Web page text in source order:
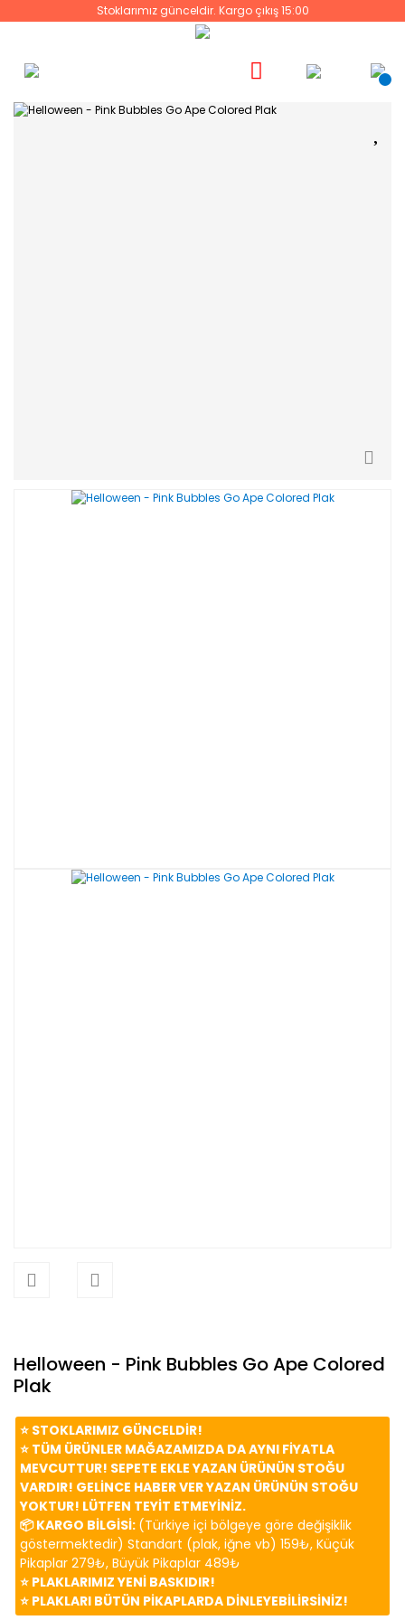
Stoklarımız günceldir. Kargo çıkış 15:00
Helloween - Pink Bubbles Go Ape Colored
Plak
⭐️ STOKLARIMIZ GÜNCELDİR!
⭐️ TÜM ÜRÜNLER MAĞAZAMIZDA DA AYNI FİYATLA
MEVCUTTUR! SEPETE EKLE YAZAN ÜRÜNÜN STOĞU
VARDIR! GELİNCE HABER VER YAZAN ÜRÜNÜN STOĞU
YOKTUR! LÜTFEN TEYİT ETMEYİNİZ.
📦 KARGO BİLGİSİ: (Türkiye içi bölgeye göre değişiklik
göstermektedir) Standart (plak, iğne vb) 159₺, Küçük
Pikaplar 279₺, Büyük Pikaplar 489₺
⭐️ PLAKLARIMIZ YENİ BASKIDIR!
⭐️ PLAKLARI BÜTÜN PİKAPLARDA DİNLEYEBİLİRSİNİZ!